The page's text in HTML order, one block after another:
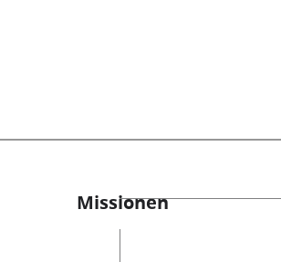
Missionen